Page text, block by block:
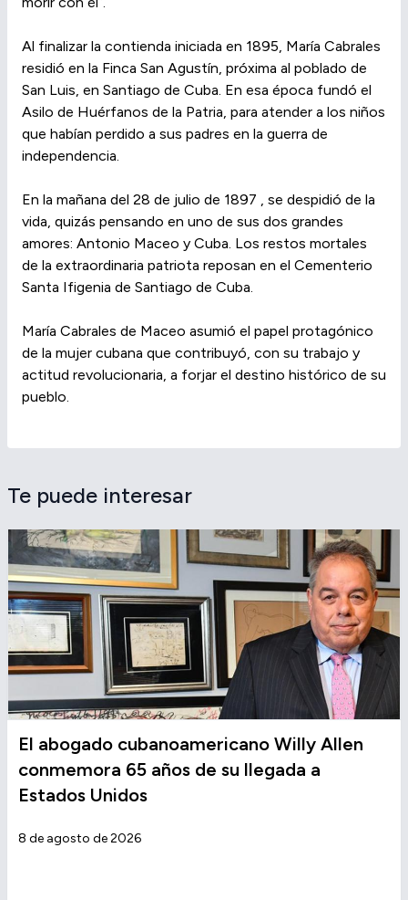
Al finalizar la contienda iniciada en 1895, María Cabrales
residió en la Finca San Agustín, próxima al poblado de
San Luis, en Santiago de Cuba. En esa época fundó el
Asilo de Huérfanos de la Patria, para atender a los niños
que habían perdido a sus padres en la guerra de
independencia.
En la mañana del 28 de julio de 1897 , se despidió de la
vida, quizás pensando en uno de sus dos grandes
amores: Antonio Maceo y Cuba. Los restos mortales
de la extraordinaria patriota reposan en el Cementerio
Santa Ifigenia de Santiago de Cuba.
María Cabrales de Maceo asumió el papel protagónico
de la mujer cubana que contribuyó, con su trabajo y
actitud revolucionaria, a forjar el destino histórico de su
pueblo.
Te puede interesar
El abogado cubanoamericano Willy Allen
conmemora 65 años de su llegada a
Estados Unidos
8 de agosto de 2026